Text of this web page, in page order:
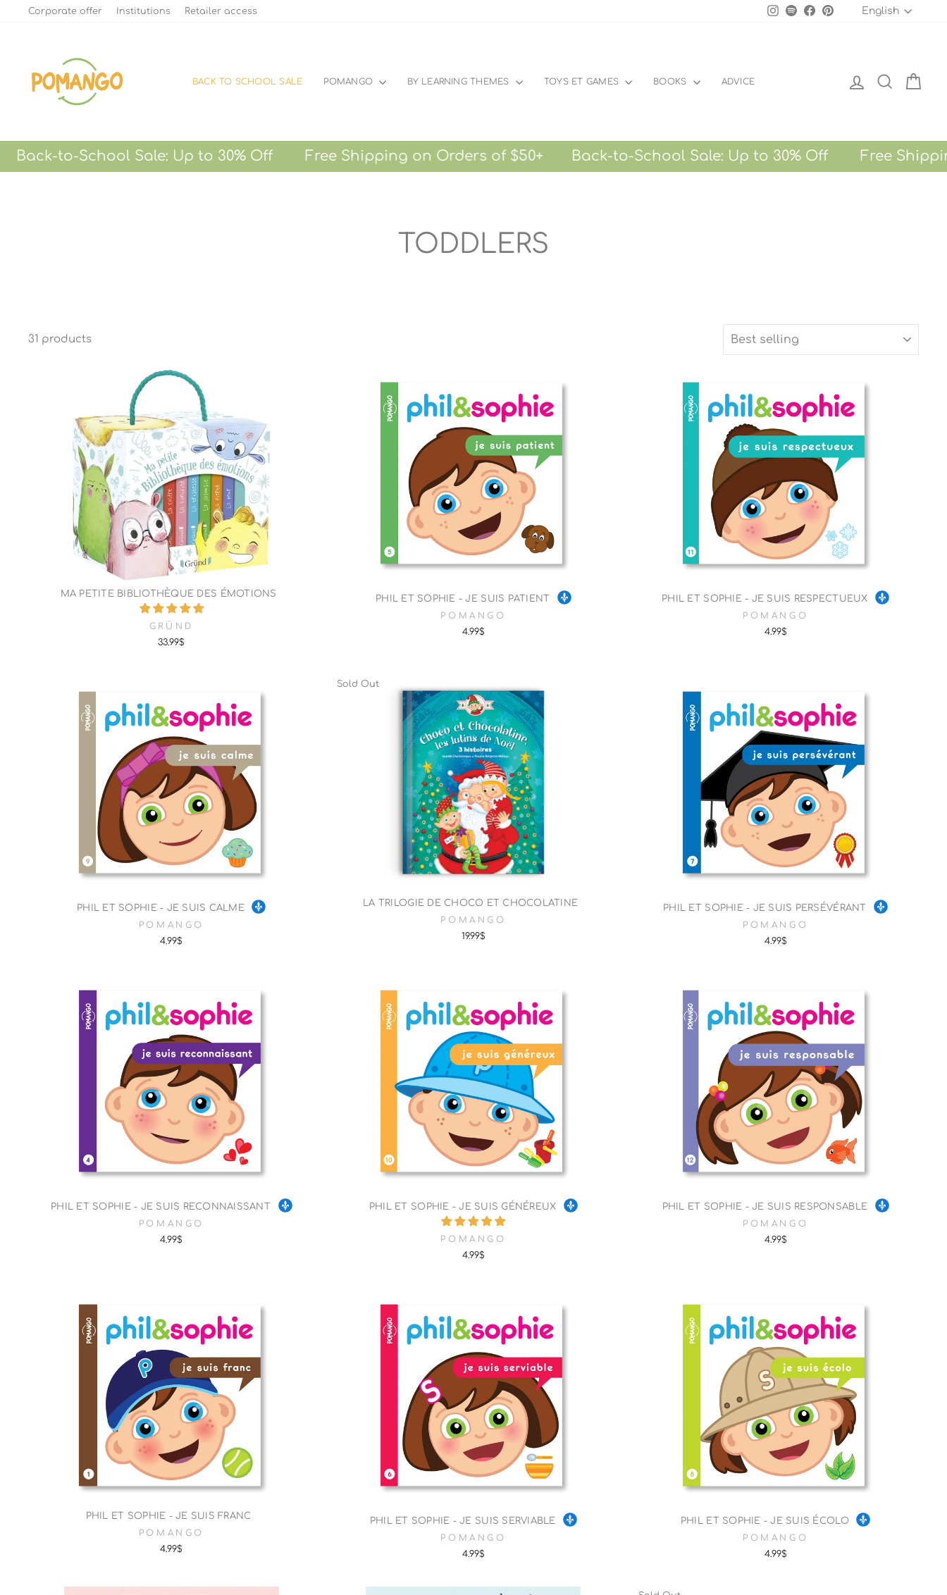
Corporate offer Institutions Retailer access Instagram
SpotifyFacebook
PinterestEnglish
BACK TO SCHOOL SALE POMANGO BY LEARNING THEMES TOYS ET GAMES BOOKS ADVICE LOG IN SEARCH
to-School Sale: Up to 30% Off Free Shipping on Orders of $50+ Back-to-School Sale: Up to 30% Off Free Shipping on
TODDLERS
31 products
MA PETITE BIBLIOTHÈQUE DES ÉMOTIONS
GRÜND
33.99$
PHIL ET SOPHIE - JE SUIS PATIENT
POMANGO
4.99$
PHIL ET SOPHIE - JE SUIS RESPECTUEUX
POMANGO
4.99$
PHIL ET SOPHIE - JE SUIS CALME
POMANGO
4.99$
Sold Out
LA TRILOGIE DE CHOCO ET CHOCOLATINE
POMANGO
19.99$
PHIL ET SOPHIE - JE SUIS PERSÉVÉRANT
POMANGO
4.99$
PHIL ET SOPHIE - JE SUIS RECONNAISSANT
POMANGO
4.99$
PHIL ET SOPHIE - JE SUIS GÉNÉREUX
POMANGO
4.99$
PHIL ET SOPHIE - JE SUIS RESPONSABLE
POMANGO
4.99$
PHIL ET SOPHIE - JE SUIS FRANC
POMANGO
4.99$
PHIL ET SOPHIE - JE SUIS SERVIABLE
POMANGO
4.99$
PHIL ET SOPHIE - JE SUIS ÉCOLO
POMANGO
4.99$